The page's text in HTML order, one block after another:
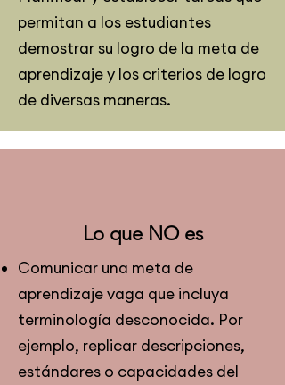
permitan a los estudiantes
demostrar su logro de la meta de
aprendizaje y los criterios de logro
de diversas maneras.
Lo que NO es
Comunicar una meta de
aprendizaje vaga que incluya
terminología desconocida. Por
ejemplo, replicar descripciones,
estándares o capacidades del